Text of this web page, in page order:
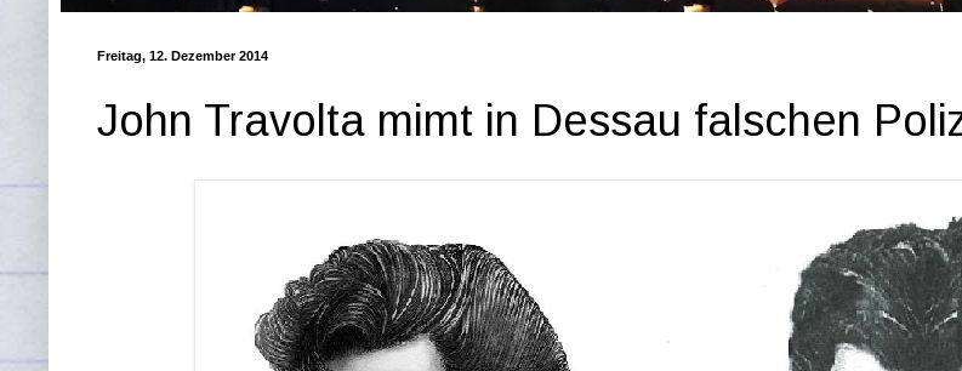
Freitag, 12. Dezember 2014
John Travolta mimt in Dessau falschen